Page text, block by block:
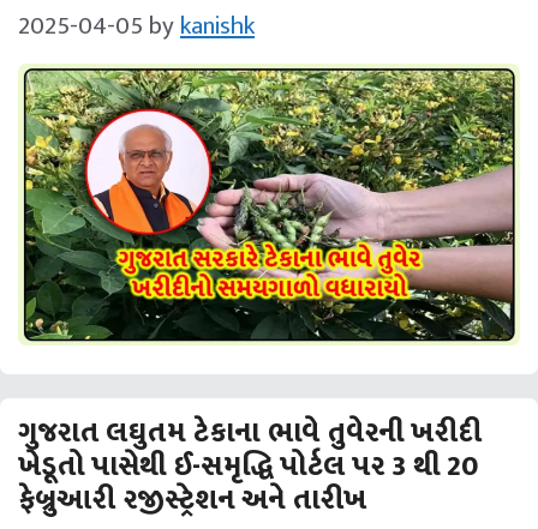
2025-04-05 bykanishk
ગુજરાત લઘુતમ ટેકાના ભાવે તુવેરની ખરીદી
ખેડૂતો પાસેથી ઈ-સમૃદ્ધિ પોર્ટલ પર 3 થી 20
ફેબ્રુઆરી રજીસ્ટ્રેશન અને તારીખ